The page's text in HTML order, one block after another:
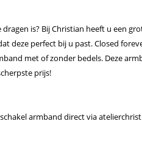
is? Bij Christian heeft u een
deze perfect bij u past. Closed
met of zonder bedels. Deze
prijs!
armband direct via